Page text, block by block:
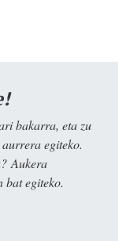
bakarra, eta zu
egiteko.
Aukera
bat egiteko.